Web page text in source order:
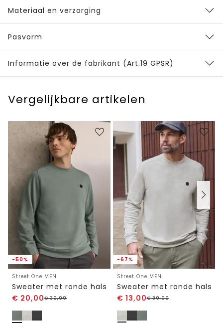
Materiaal en verzorging
Pasvorm
Informatie over de fabrikant (Art.19 GPSR)
Vergelijkbare artikelen
-50%
Street One MEN
Sweater met ronde hals
€ 20,00€39,99
-67%
Street One MEN
Sweater met ronde hals
€ 13,00€39,99